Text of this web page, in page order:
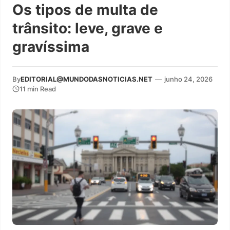
Os tipos de multa de
trânsito: leve, grave e
gravíssima
ByEDITORIAL@MUNDODASNOTICIAS.NET — junho 24, 2026
11 min Read